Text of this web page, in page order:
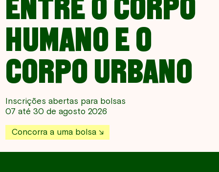
HUMANO E O
CORPO URBANO
Inscrições abertas para bolsas
07 até 30 de agosto 2026
Concorra a uma bolsa